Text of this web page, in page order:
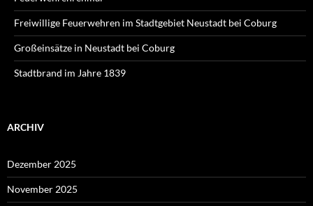
Freiwillige Feuerwehren im Stadtgebiet Neustadt bei Coburg
Großeinsätze in Neustadt bei Coburg
Stadtbrand im Jahre 1839
ARCHIV
Dezember 2025
November 2025